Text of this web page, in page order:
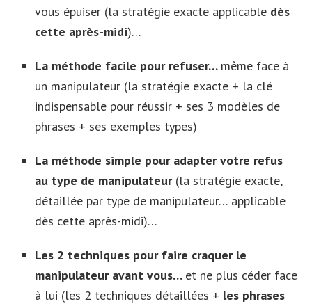
vous épuiser (la stratégie exacte applicable dès
cette après-midi)…
La méthode facile pour refuser… même face à
un manipulateur (la stratégie exacte + la clé
indispensable pour réussir + ses 3 modèles de
phrases + ses exemples types)
La méthode simple pour adapter votre refus
au type de manipulateur(la stratégie exacte,
détaillée par type de manipulateur… applicable
dès cette après-midi)…
Les 2 techniques pour faire craquer le
manipulateur avant vous… et ne plus céder face
à lui (les 2 techniques détaillées + les phrases